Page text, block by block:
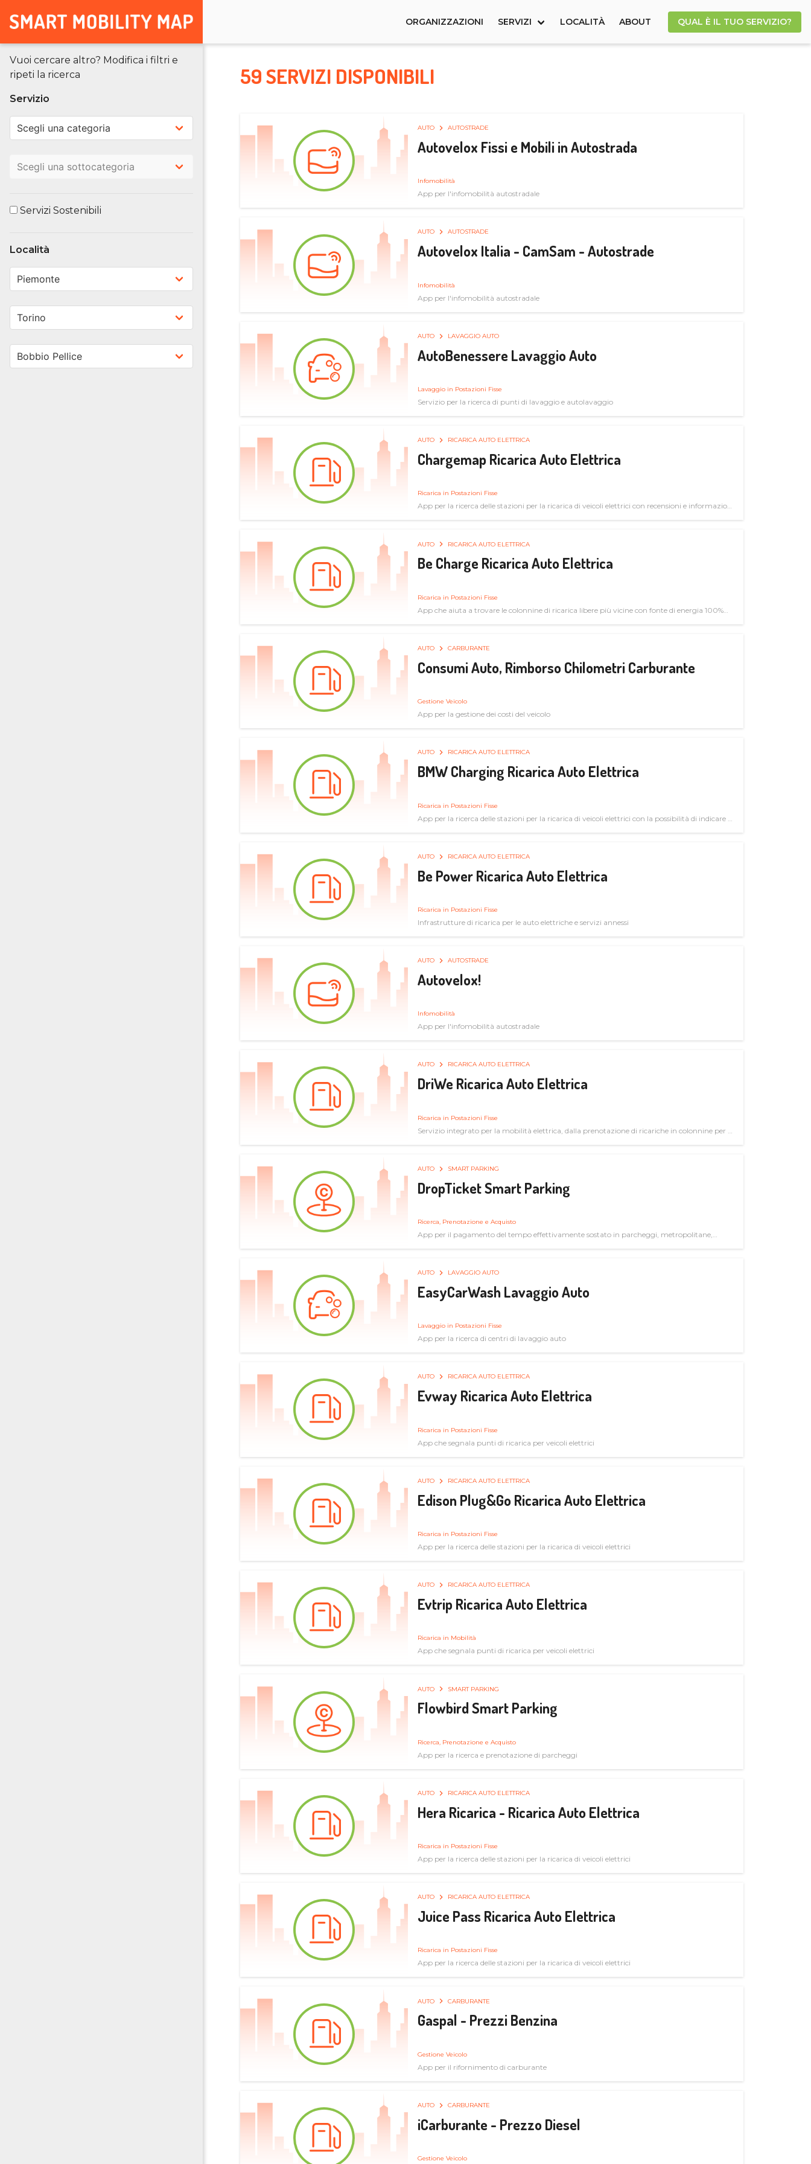
ORGANIZZAZIONI SERVIZI LOCALITÀ ABOUT QUAL È IL TUO SERVIZIO?
Vuoi cercare altro? Modifica i filtri e
ripeti la ricerca
Servizio
Servizi Sostenibili
Località
59 SERVIZI DISPONIBILI
AUTO AUTOSTRADE
Autovelox Fissi e Mobili in Autostrada
Infomobilità
App per l'infomobilità autostradale
AUTO AUTOSTRADE
Autovelox Italia - CamSam - Autostrade
Infomobilità
App per l'infomobilità autostradale
AUTO LAVAGGIO AUTO
AutoBenessere Lavaggio Auto
Lavaggio in Postazioni Fisse
Servizio per la ricerca di punti di lavaggio e autolavaggio
AUTO RICARICA AUTO ELETTRICA
Chargemap Ricarica Auto Elettrica
Ricarica in Postazioni Fisse
App per la ricerca delle stazioni per la ricarica di veicoli elettrici con recensioni e informazioni
AUTO RICARICA AUTO ELETTRICA
Be Charge Ricarica Auto Elettrica
Ricarica in Postazioni Fisse
App che aiuta a trovare le colonnine di ricarica libere più vicine con fonte di energia 100%
AUTO CARBURANTE
Consumi Auto, Rimborso Chilometri Carburante
Gestione Veicolo
App per la gestione dei costi del veicolo
AUTO RICARICA AUTO ELETTRICA
BMW Charging Ricarica Auto Elettrica
Ricarica in Postazioni Fisse
App per la ricerca delle stazioni per la ricarica di veicoli elettrici con la possibilità di indicare le
AUTO RICARICA AUTO ELETTRICA
Be Power Ricarica Auto Elettrica
Ricarica in Postazioni Fisse
Infrastrutture di ricarica per le auto elettriche e servizi annessi
AUTO AUTOSTRADE
Autovelox!
Infomobilità
App per l'infomobilità autostradale
AUTO RICARICA AUTO ELETTRICA
DriWe Ricarica Auto Elettrica
Ricarica in Postazioni Fisse
Servizio integrato per la mobilità elettrica, dalla prenotazione di ricariche in colonnine per il
AUTO SMART PARKING
DropTicket Smart Parking
Ricerca, Prenotazione e Acquisto
App per il pagamento del tempo effettivamente sostato in parcheggi, metropolitane,
AUTO LAVAGGIO AUTO
EasyCarWash Lavaggio Auto
Lavaggio in Postazioni Fisse
App per la ricerca di centri di lavaggio auto
AUTO RICARICA AUTO ELETTRICA
Evway Ricarica Auto Elettrica
Ricarica in Postazioni Fisse
App che segnala punti di ricarica per veicoli elettrici
AUTO RICARICA AUTO ELETTRICA
Edison Plug&Go Ricarica Auto Elettrica
Ricarica in Postazioni Fisse
App per la ricerca delle stazioni per la ricarica di veicoli elettrici
AUTO RICARICA AUTO ELETTRICA
Evtrip Ricarica Auto Elettrica
Ricarica in Mobilità
App che segnala punti di ricarica per veicoli elettrici
AUTO SMART PARKING
Flowbird Smart Parking
Ricerca, Prenotazione e Acquisto
App per la ricerca e prenotazione di parcheggi
AUTO RICARICA AUTO ELETTRICA
Hera Ricarica - Ricarica Auto Elettrica
Ricarica in Postazioni Fisse
App per la ricerca delle stazioni per la ricarica di veicoli elettrici
AUTO RICARICA AUTO ELETTRICA
Juice Pass Ricarica Auto Elettrica
Ricarica in Postazioni Fisse
App per la ricerca delle stazioni per la ricarica di veicoli elettrici
AUTO CARBURANTE
Gaspal - Prezzi Benzina
Gestione Veicolo
App per il rifornimento di carburante
AUTO CARBURANTE
iCarburante - Prezzo Diesel
Gestione Veicolo